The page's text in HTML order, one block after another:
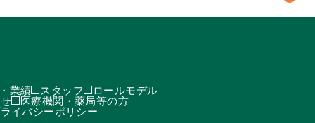
業績 スタッフ
ロールモデル
医療機関・薬局等の方
イバシーポリシー